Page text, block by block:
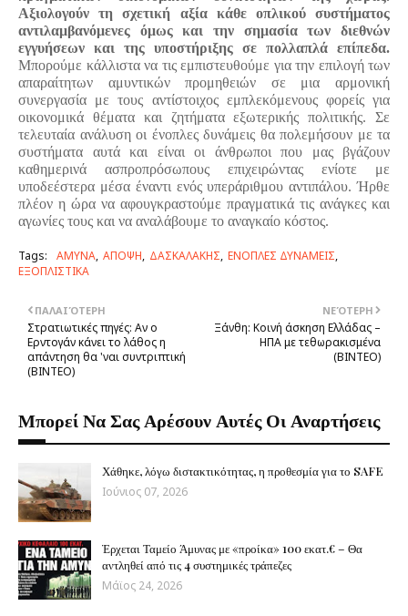
Αξιολογούν τη σχετική αξία κάθε οπλικού συστήματος
αντιλαμβανόμενες όμως και την σημασία των διεθνών
εγγυήσεων και της υποστήριξης σε πολλαπλά επίπεδα.
Μπορούμε κάλλιστα να τις εμπιστευθούμε για την επιλογή των
απαραίτητων αμυντικών προμηθειών σε μια αρμονική
συνεργασία με τους αντίστοιχος εμπλεκόμενους φορείς για
οικονομικά θέματα και ζητήματα εξωτερικής πολιτικής. Σε
τελευταία ανάλυση οι ένοπλες δυνάμεις θα πολεμήσουν με τα
συστήματα αυτά και είναι οι άνθρωποι που μας βγάζουν
καθημερινά ασπροπρόσωπους επιχειρώντας ενίοτε με
υποδεέστερα μέσα έναντι ενός υπεράριθμου αντιπάλου. Ήρθε
πλέον η ώρα να αφουγκραστούμε πραγματικά τις ανάγκες και
αγωνίες τους και να αναλάβουμε το αναγκαίο κόστος.
Tags: ΑΜΥΝΑ ΑΠΟΨΗ ΔΑΣΚΑΛΑΚΗΣ ΕΝΟΠΛΕΣ ΔΥΝΑΜΕΙΣ
ΕΞΟΠΛΙΣΤΙΚΑ
ΝΕΌΤΕΡΗ
Ξάνθη: Κοινή άσκηση Ελλάδας –
ΗΠΑ με τεθωρακισμένα
(ΒΙΝΤΕΟ)
ΠΑΛΑΙΌΤΕΡΗ
Στρατιωτικές πηγές: Αν ο
Ερντογάν κάνει το λάθος η
απάντηση θα 'ναι συντριπτική
(ΒΙΝΤΕΟ)
Μπορεί Να Σας Αρέσουν Αυτές Οι Αναρτήσεις
Χάθηκε, λόγω διστακτικότητας, η προθεσμία για το SAFE
Ιούνιος 07, 2026
Έρχεται Ταμείο Άμυνας με «προίκα» 100 εκατ.€ – Θα
αντληθεί από τις 4 συστημικές τράπεζες
Μάϊος 24, 2026